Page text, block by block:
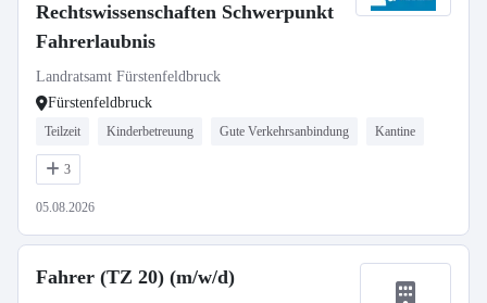
Rechtswissenschaften Schwerpunkt
Fahrerlaubnis
Landratsamt Fürstenfeldbruck
Fürstenfeldbruck
Teilzeit Kinderbetreuung Gute Verkehrsanbindung Kantine
3
05.08.2026
Fahrer (TZ 20) (m/w/d)